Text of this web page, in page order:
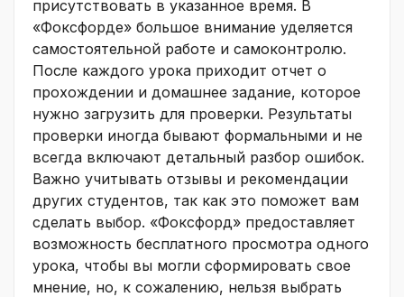
присутствовать в указанное время. В
«Фоксфорде» большое внимание уделяется
самостоятельной работе и самоконтролю.
После каждого урока приходит отчет о
прохождении и домашнее задание, которое
нужно загрузить для проверки. Результаты
проверки иногда бывают формальными и не
всегда включают детальный разбор ошибок.
Важно учитывать отзывы и рекомендации
других студентов, так как это поможет вам
сделать выбор. «Фоксфорд» предоставляет
возможность бесплатного просмотра одного
урока, чтобы вы могли сформировать свое
мнение, но, к сожалению, нельзя выбрать